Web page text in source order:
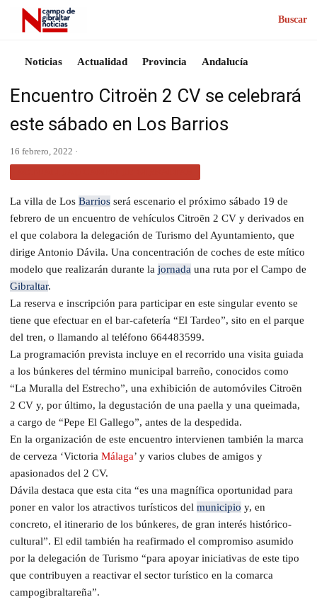
Buscar
Noticias Actualidad Provincia Andalucía
Encuentro Citroën 2 CV se celebrará
este sábado en Los Barrios
16 febrero, 2022 ·
La villa de Los Barrios será escenario el próximo sábado 19 de
febrero de un encuentro de vehículos Citroën 2 CV y derivados en
el que colabora la delegación de Turismo del Ayuntamiento, que
dirige Antonio Dávila. Una concentración de coches de este mítico
modelo que realizarán durante la jornada una ruta por el Campo de
Gibraltar.
La reserva e inscripción para participar en este singular evento se
tiene que efectuar en el bar-cafetería “El Tardeo”, sito en el parque
del tren, o llamando al teléfono 664483599.
La programación prevista incluye en el recorrido una visita guiada
a los búnkeres del término municipal barreño, conocidos como
“La Muralla del Estrecho”, una exhibición de automóviles Citroën
2 CV y, por último, la degustación de una paella y una queimada,
a cargo de “Pepe El Gallego”, antes de la despedida.
En la organización de este encuentro intervienen también la marca
de cerveza ‘Victoria Málaga’ y varios clubes de amigos y
apasionados del 2 CV.
Dávila destaca que esta cita “es una magnífica oportunidad para
poner en valor los atractivos turísticos del municipio y, en
concreto, el itinerario de los búnkeres, de gran interés histórico-
cultural”. El edil también ha reafirmado el compromiso asumido
por la delegación de Turismo “para apoyar iniciativas de este tipo
que contribuyen a reactivar el sector turístico en la comarca
campogibraltareña”.